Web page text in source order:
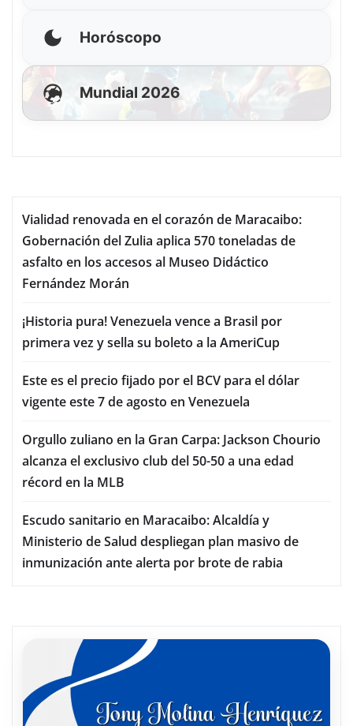
Horóscopo
Mundial 2026
Vialidad renovada en el corazón de Maracaibo:
Gobernación del Zulia aplica 570 toneladas de
asfalto en los accesos al Museo Didáctico
Fernández Morán
¡Historia pura! Venezuela vence a Brasil por
primera vez y sella su boleto a la AmeriCup
Este es el precio fijado por el BCV para el dólar
vigente este 7 de agosto en Venezuela
Orgullo zuliano en la Gran Carpa: Jackson Chourio
alcanza el exclusivo club del 50-50 a una edad
récord en la MLB
Escudo sanitario en Maracaibo: Alcaldía y
Ministerio de Salud despliegan plan masivo de
inmunización ante alerta por brote de rabia